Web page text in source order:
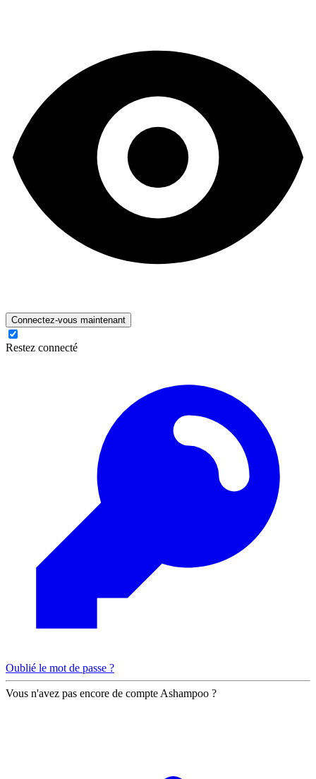
Connectez-vous maintenant
Restez connecté
Oublié le mot de passe ?
Vous n'avez pas encore de compte Ashampoo ?